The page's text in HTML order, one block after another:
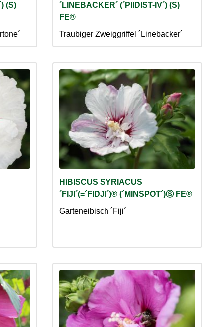
(S)
´LINEBACKER´ (´PIIDIST-IV´) (S)
FE®
Traubiger Zweiggriffel ´Linebacker´
HIBISCUS SYRIACUS
´FIJI´(=´FIDJI´)® (´MINSPOT´)Ⓢ FE®
Garteneibisch ´Fiji´